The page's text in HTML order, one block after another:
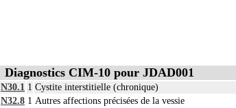
Diagnostics CIM-10 pour JDAD001
N30.1 1 Cystite interstitielle (chronique)
N32.8 1 Autres affections précisées de la vessie